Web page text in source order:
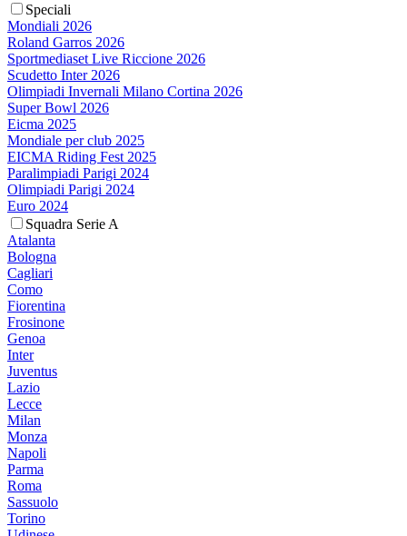
Speciali
Mondiali 2026
Roland Garros 2026
Sportmediaset Live Riccione 2026
Scudetto Inter 2026
Olimpiadi Invernali Milano Cortina 2026
Super Bowl 2026
Eicma 2025
Mondiale per club 2025
EICMA Riding Fest 2025
Paralimpiadi Parigi 2024
Olimpiadi Parigi 2024
Euro 2024
Squadra Serie A
Atalanta
Bologna
Cagliari
Como
Fiorentina
Frosinone
Genoa
Inter
Juventus
Lazio
Lecce
Milan
Monza
Napoli
Parma
Roma
Sassuolo
Torino